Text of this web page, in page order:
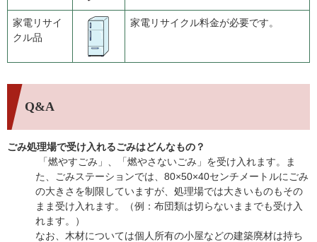
家電リサイ
クル品
家電リサイクル料金が必要です。
Q&A
ごみ処理場で受け入れるごみはどんなもの？
「燃やすごみ」、「燃やさないごみ」を受け入れます。ま
た、ごみステーションでは、80×50×40センチメートルにごみ
の大きさを制限していますが、処理場では大きいものもその
まま受け入れます。（例：布団類は切らないままでも受け入
れます。）
なお、木材については個人所有の小屋などの建築廃材は持ち